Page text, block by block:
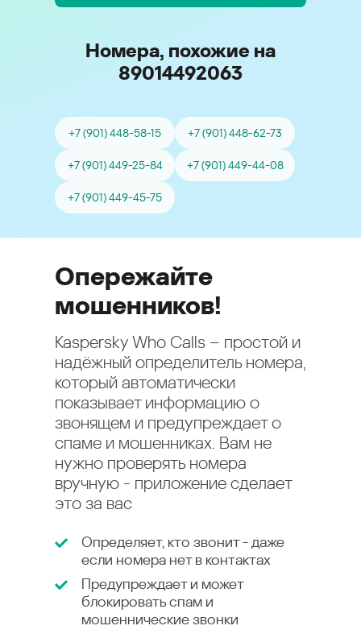
Номера, похожие на
89014492063
+7 (901) 448-58-15 +7 (901) 448-62-73
+7 (901) 449-25-84 +7 (901) 449-44-08
+7 (901) 449-45-75
Опережайте
мошенников!
Kaspersky Who Calls – простой и
надёжный определитель номера,
который автоматически
показывает информацию о
звонящем и предупреждает о
спаме и мошенниках. Вам не
нужно проверять номера
вручную - приложение сделает
это за вас
Определяет, кто звонит - даже
если номера нет в контактах
Предупреждает и может
блокировать спам и
мошеннические звонки